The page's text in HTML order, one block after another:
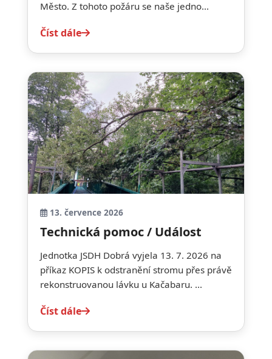
Město. Z tohoto požáru se naše jedno...
Číst dále
13. července 2026
Technická pomoc / Událost
Jednotka JSDH Dobrá vyjela 13. 7. 2026 na
příkaz KOPIS k odstranění stromu přes právě
rekonstruovanou lávku u Kačabaru. ...
Číst dále